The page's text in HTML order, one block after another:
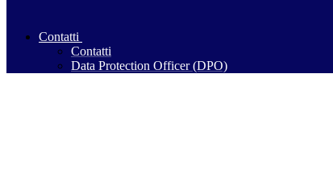
Contatti
Contatti
Data Protection Officer (DPO)